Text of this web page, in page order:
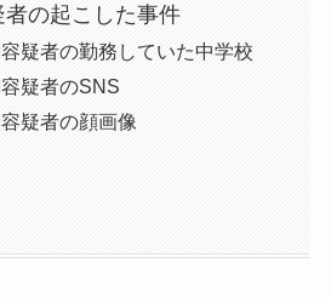
の起こした事件
疑者の勤務していた中学校
疑者のSNS
疑者の顔画像